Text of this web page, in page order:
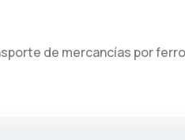
de mercancías por